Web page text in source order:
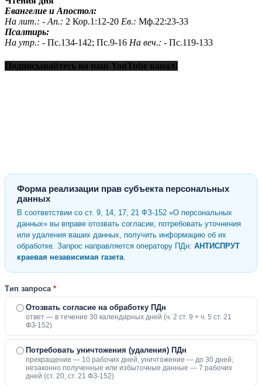
Евангелие и Апостол:
На лит.: - Ап.: 2 Кор.1:12-20 Ев.: Мф.22:23-33
Псалтирь:
На утр.: - Пс.134-142; Пс.9-16 На веч.: - Пс.119-133
Подписывайтесь на наш YouTube канал!
Форма реализации прав субъекта персональных
данных
В соответствии со ст. 9, 14, 17, 21 ФЗ-152 «О персональных
данных» вы вправе отозвать согласие, потребовать уточнения
или удаления ваших данных, получить информацию об их
обработке. Запрос направляется оператору ПДн: АНТИСПРУТ
краевая независимая газета
Тип запроса *
Отозвать согласие на обработку ПДн
ответ — в течение 30 календарных дней (ч. 2 ст. 9 + ч. 5 ст. 21
ФЗ-152)
Потребовать уничтожения (удаления) ПДн
прекращение — 10 рабочих дней, уничтожение — до 30 дней;
незаконно полученные или избыточные данные — 7 рабочих
дней (ст. 20, ст. 21 ФЗ-152)